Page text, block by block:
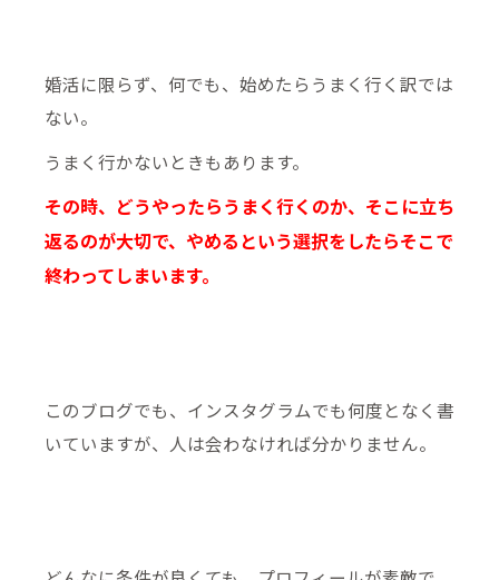
婚活に限らず、何でも、始めたらうまく行く訳では
ない。
うまく行かないときもあります。
その時、どうやったらうまく行くのか、そこに立ち
返るのが大切で、やめるという選択をしたらそこで
終わってしまいます。
このブログでも、インスタグラムでも何度となく書
いていますが、人は会わなければ分かりません。